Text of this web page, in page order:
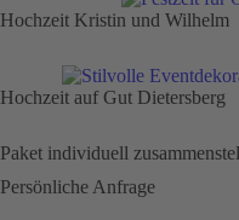
Hochzeit Kristin und Wilhelm
Hochzeit auf Gut Dietersberg
Paket individuell
Persönliche Anfrage